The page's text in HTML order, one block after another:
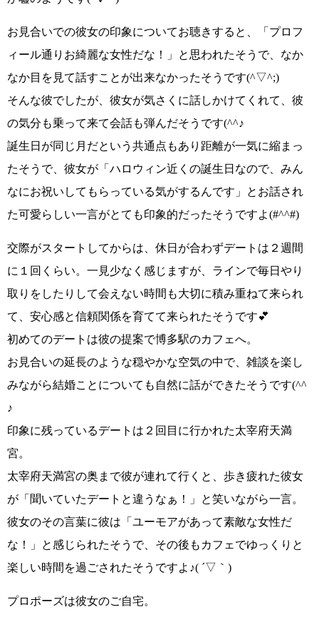
お見合いでの彼女の印象についてお聴きすると、
「プロフ
ィール通りお綺麗な女性だな！」
と思われたそうで、なか
なか目を見て話すことが出来なかったそうです(^▽^;)
そんな彼でしたが、 彼女が気さくに話しかけて くれて、彼
の気分も乗って来て会話も弾んだそうです(^^♪
誕生日が同じ月だという共通点もあり距離が一気に縮まっ
たそうで、彼女が 「ハロウィン近くの誕生日なので、みん
なにお祝いしてもらっている気がするんです」
とお話され
た可愛らしい一言がとても印象的だったそうですよ(#^^#)
交際がスタートしてからは、休日が合わずデートは２週間
に１回くらい。一見少なく感じますが、ラインで毎日やり
取りをしたりして会えない時間も大切に積み重ねて来られ
て、 安心感と信頼関係を育てて来られたそうです💕
初めてのデートは彼の提案で博多駅のカフェへ。
お見合いの延長のような穏やかな空気の中で、雑談を楽し
みながら結婚ことについても自然に話ができたそうです(^^
♪
印象に残っているデートは ２回目に行かれた太宰府天満
宮。
太宰府天満宮の奥まで彼が連れて行くと、歩き疲れた彼女
が 「聞いていたデートと違うなぁ！」
と笑いながら一言。
彼女のその言葉に彼は 「ユーモアがあって素敵な女性だ
な！」
と感じられたそうで、その後もカフェでゆっくりと
楽しい時間を過ごされたそうですよ ♪( ´▽｀)
プロポーズは彼女のご自宅。